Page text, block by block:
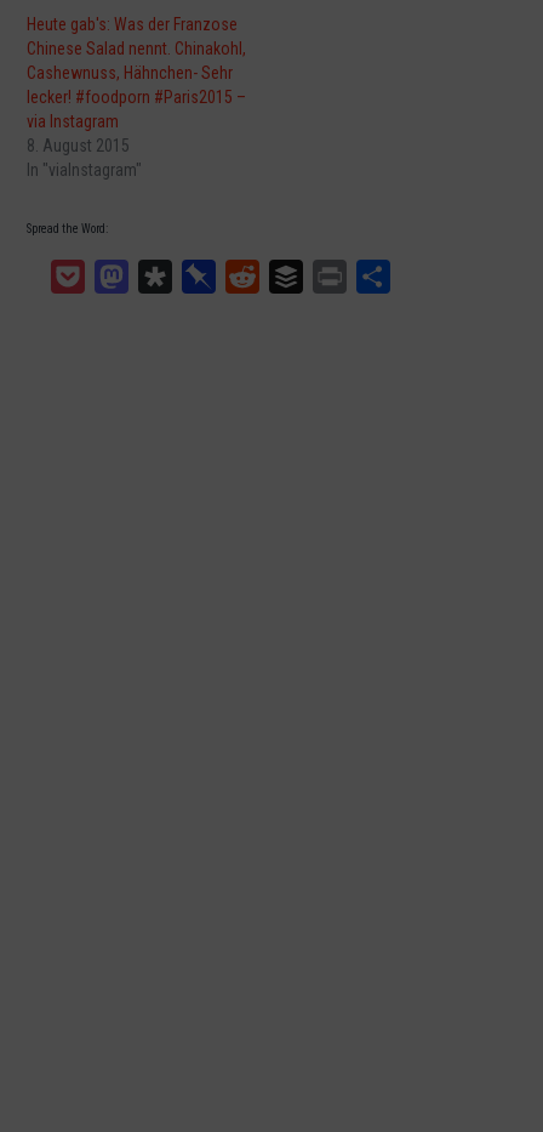
Heute gab's: Was der Franzose
Chinese Salad nennt. Chinakohl,
Cashewnuss, Hähnchen- Sehr
lecker! #foodporn #Paris2015 –
via Instagram
8. August 2015
In "viaInstagram"
Spread the Word:
Pocket MastodonDiasporaPinboardReddit Buffer Print